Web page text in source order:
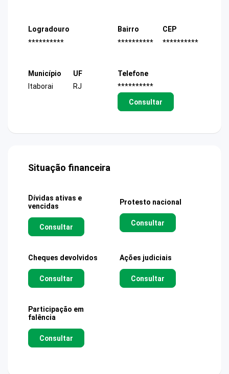
Logradouro
**********
Bairro
**********
CEP
**********
Município
Itaborai
UF
RJ
Telefone
**********
Consultar
Situação financeira
Dívidas ativas e
vencidas
Consultar
Protesto nacional
Consultar
Cheques devolvidos
Consultar
Ações judiciais
Consultar
Participação em
falência
Consultar